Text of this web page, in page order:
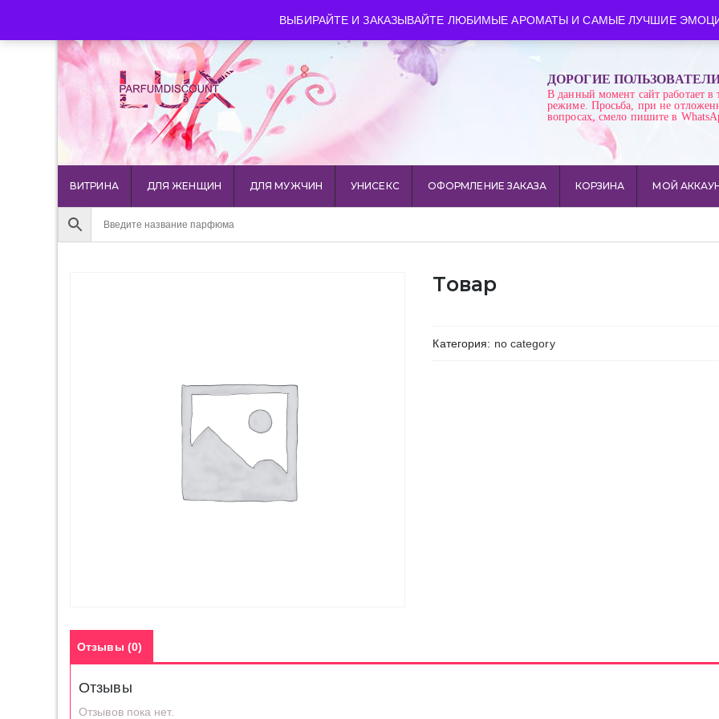
ВЫБИРАЙТЕ И ЗАКАЗЫВАЙТЕ ЛЮБИМЫЕ АРОМАТЫ И САМЫЕ ЛУЧШИЕ
+7 903 544 11 18 г. Москва Время работы: пн-сб 10:00-21:00
ДОРОГИЕ
В данный момент сайт работает в
режиме. Просьба, при не
вопросах, смело пишите в
ВИТРИНА ДЛЯ ЖЕНЩИН ДЛЯ МУЖЧИН УНИСЕКС ОФОРМЛЕНИЕ ЗАКАЗА КОРЗИНА МОЙ
Товар
Категория: no category
Отзывы (0)
Отзывы
Отзывов пока нет.